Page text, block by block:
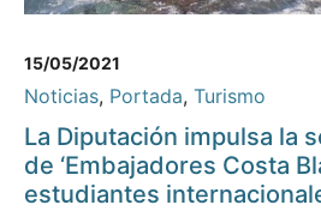
15/05/2021
Noticias, Portada, Turismo
La Diputación impulsa la
de ‘Embajadores Costa
estudiantes